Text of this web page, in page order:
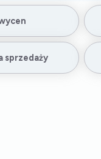
sprzedaży